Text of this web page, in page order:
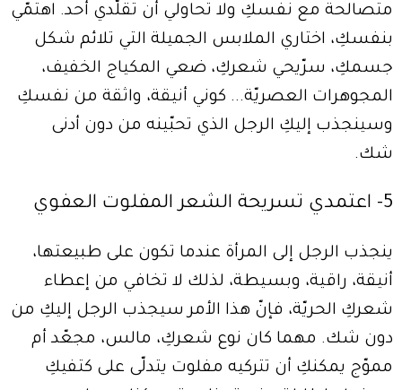
متصالحة مع نفسكِ ولا تحاولي أن تقلّدي أحد. اهتمّي
بنفسكِ، اختاري الملابس الجميلة التي تلائم شكل
جسمكِ، سرّيحي شعركِ، ضعي المكياج الخفيف،
المجوهرات العصريّة... كوني أنيقة، واثقة من نفسكِ
وسينجذب إليكِ الرجل الذي تحبّينه من دون أدنى
شك.
5- اعتمدي تسريحة الشعر المفلوت العفوي
ينجذب الرجل إلى المرأة عندما تكون على طبيعتها،
أنيقة، راقية، وبسيطة، لذلك لا تخافي من إعطاء
شعركِ الحريّة، فإنّ هذا الأمر سيجذب الرجل إليكِ من
دون شك. مهما كان نوع شعركِ، مالس، مجعّد أم
مموّج يمكنكِ أن تتركيه مفلوت يتدلّى على كتفيكِ